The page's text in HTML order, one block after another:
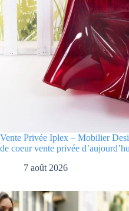
Vente Privée Iplex – Mobilier
de coeur vente privée
7 août 2026